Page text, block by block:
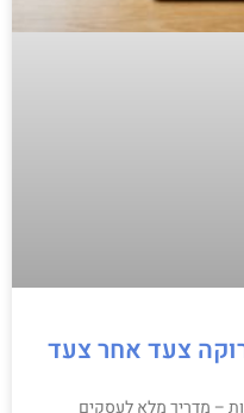
צעד אחר צעד
– מדריך מלא לעסקים